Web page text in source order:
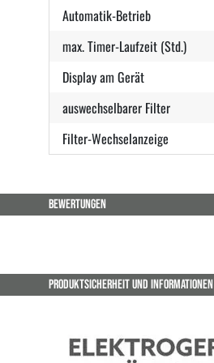
Automatik-Betrieb
max. Timer-Laufzeit (Std.)
Display am Gerät
auswechselbarer Filter
Filter-Wechselanzeige
BEWERTUNGEN
PRODUKTSICHERHEIT UND INFORMATIONEN